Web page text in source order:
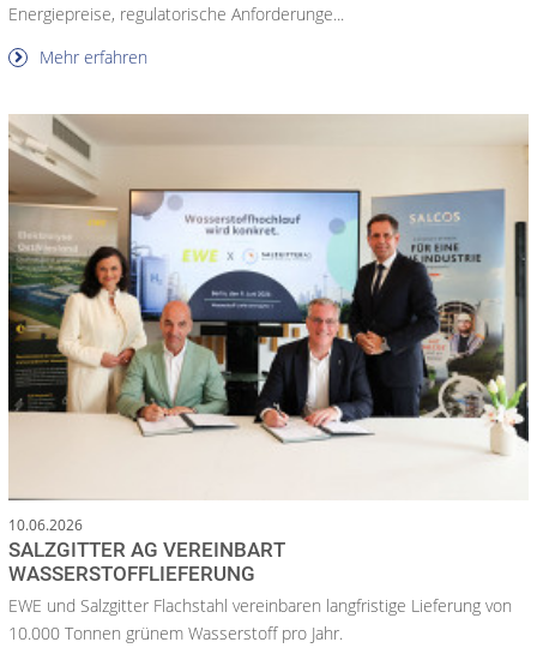
Energiepreise, regulatorische Anforderunge...
Mehr erfahren
10.06.2026
SALZGITTER AG VEREINBART
WASSERSTOFFLIEFERUNG
EWE und Salzgitter Flachstahl vereinbaren langfristige Lieferung von
10.000 Tonnen grünem Wasserstoff pro Jahr.